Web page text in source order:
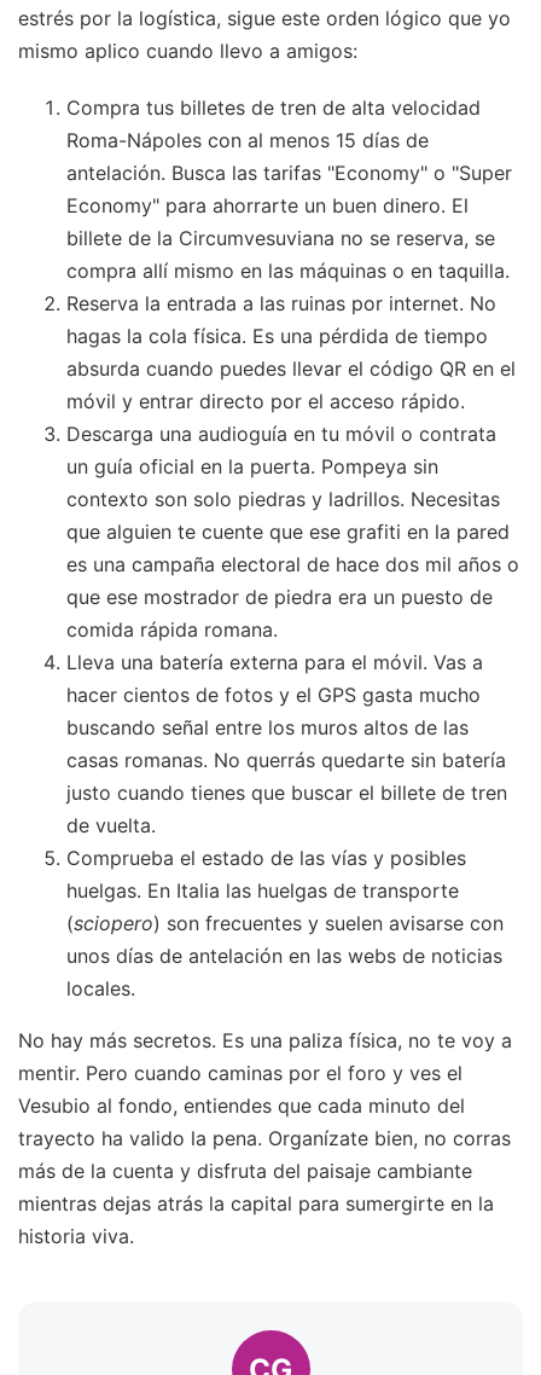
estrés por la logística, sigue este orden lógico que yo
mismo aplico cuando llevo a amigos:
Compra tus billetes de tren de alta velocidad
Roma-Nápoles con al menos 15 días de
antelación. Busca las tarifas "Economy" o "Super
Economy" para ahorrarte un buen dinero. El
billete de la Circumvesuviana no se reserva, se
compra allí mismo en las máquinas o en taquilla.
Reserva la entrada a las ruinas por internet. No
hagas la cola física. Es una pérdida de tiempo
absurda cuando puedes llevar el código QR en el
móvil y entrar directo por el acceso rápido.
Descarga una audioguía en tu móvil o contrata
un guía oficial en la puerta. Pompeya sin
contexto son solo piedras y ladrillos. Necesitas
que alguien te cuente que ese grafiti en la pared
es una campaña electoral de hace dos mil años o
que ese mostrador de piedra era un puesto de
comida rápida romana.
Lleva una batería externa para el móvil. Vas a
hacer cientos de fotos y el GPS gasta mucho
buscando señal entre los muros altos de las
casas romanas. No querrás quedarte sin batería
justo cuando tienes que buscar el billete de tren
de vuelta.
Comprueba el estado de las vías y posibles
huelgas. En Italia las huelgas de transporte
(sciopero) son frecuentes y suelen avisarse con
unos días de antelación en las webs de noticias
locales.
No hay más secretos. Es una paliza física, no te voy a
mentir. Pero cuando caminas por el foro y ves el
Vesubio al fondo, entiendes que cada minuto del
trayecto ha valido la pena. Organízate bien, no corras
más de la cuenta y disfruta del paisaje cambiante
mientras dejas atrás la capital para sumergirte en la
historia viva.